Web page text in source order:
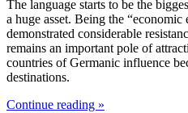
The language starts to be the
a huge asset. Being the
demonstrated considerable
remains an important pole of
countries of Germanic influence
destinations.
Continue reading »